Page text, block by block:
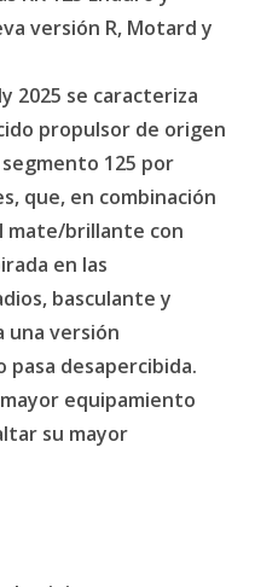
versión R, Motard y
2025 se caracteriza
propulsor de origen
125 por
que, en combinación
mate/brillante con
en las
basculante y
unaversión
pasa desapercibida.
equipamiento
su mayor